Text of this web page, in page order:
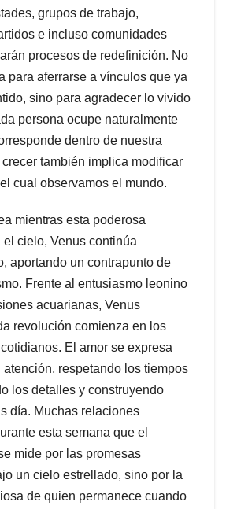
grupos de trabajo,
e incluso comunidades
procesos de redefinición. No
para aferrarse a vínculos que ya
sino para agradecer lo vivido
persona ocupe naturalmente
dentro de nuestra
crecer también implica modificar
cual observamos el mundo.
mientras esta poderosa
el cielo, Venus continúa
aportando un contrapunto de
Frente al entusiasmo leonino
acuarianas, Venus
revolución comienza en los
El amor se expresa
respetando los tiempos
los detalles y construyendo
día. Muchas relaciones
esta semana que el
mide por las promesas
un cielo estrellado, sino por la
de quien permanece cuando